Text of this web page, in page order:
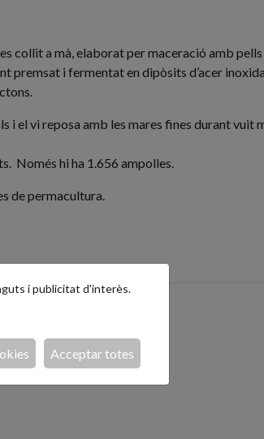
collit a mà, elaborat per maceració amb pells
premsat i fermentat en dipòsits d’acer
i el vi reposa amb les mares fines durant vuit
Només hi ha 1.656 ampolles.
de permacultura.
i publicitat d'interès.
Acceptar totes